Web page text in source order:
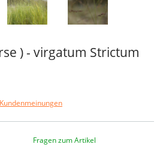
) - virgatum Strictum
Fragen zum Artikel